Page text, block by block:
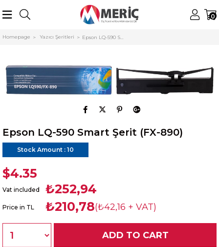
0
Homepage Yazıcı Şeritleri
Epson LQ-590 Smart Şerit (FX-890)
Stock Amount : 10
$4.35
Vat included ₺252,94
Price in TL ₺210,78(₺42,16 + VAT)